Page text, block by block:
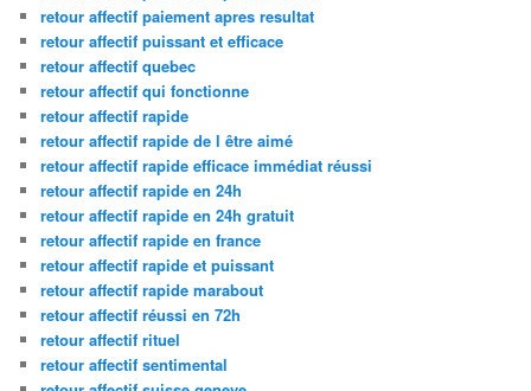
retour affectif paiement apres resultat
retour affectif puissant et efficace
retour affectif quebec
retour affectif qui fonctionne
retour affectif rapide
retour affectif rapide de l être aimé
retour affectif rapide efficace immédiat réussi
retour affectif rapide en 24h
retour affectif rapide en 24h gratuit
retour affectif rapide en france
retour affectif rapide et puissant
retour affectif rapide marabout
retour affectif réussi en 72h
retour affectif rituel
retour affectif sentimental